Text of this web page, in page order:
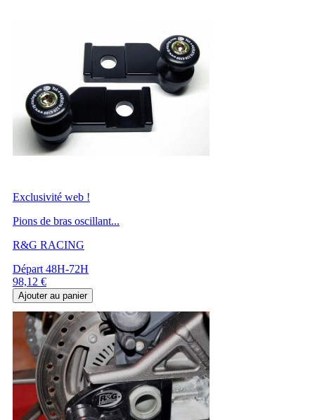
Exclusivité web !
Pions de bras oscillant...
R&G RACING
Départ 48H-72H
Prix
98,12 €
Ajouter au panier